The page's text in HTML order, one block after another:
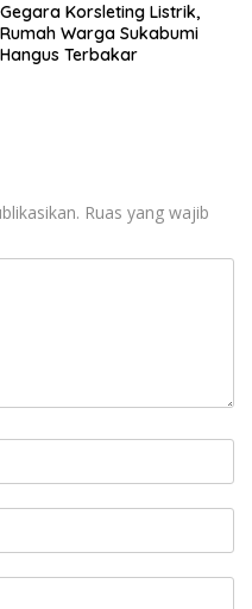
Gegara Korsleting Listrik,
Rumah Warga Sukabumi
Hangus Terbakar
Ruas yang wajib